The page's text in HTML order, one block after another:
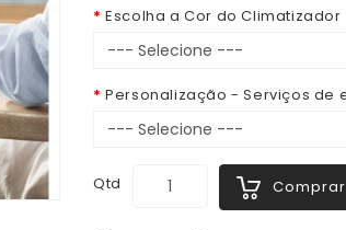
Escolha a Cor do Climatizador
Personalização - Serviços de
Qtd Comprar